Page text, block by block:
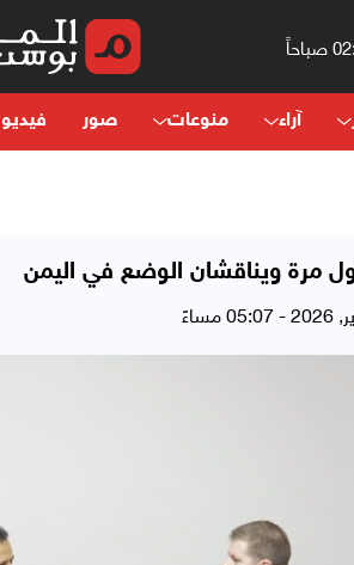
آراء منوعات صور فيديو
مرة ويناقشان الوضع في اليمن